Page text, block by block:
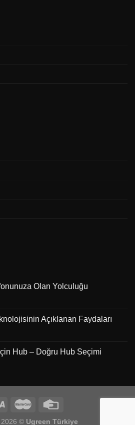
Olan Yolculuğu
Açıklanan Faydaları
Hub – Doğru Hub Seçimi
2026 © Ugreen Türkiye